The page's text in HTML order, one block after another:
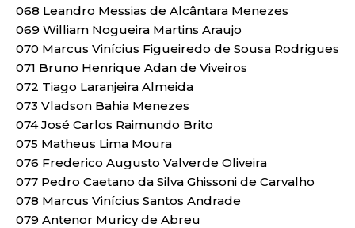
068 Leandro Messias de Alcântara Menezes
069 William Nogueira Martins Araujo
070 Marcus Vinícius Figueiredo de Sousa Rodrigues
071 Bruno Henrique Adan de Viveiros
072 Tiago Laranjeira Almeida
073 Vladson Bahia Menezes
074 José Carlos Raimundo Brito
075 Matheus Lima Moura
076 Frederico Augusto Valverde Oliveira
077 Pedro Caetano da Silva Ghissoni de Carvalho
078 Marcus Vinícius Santos Andrade
079 Antenor Muricy de Abreu